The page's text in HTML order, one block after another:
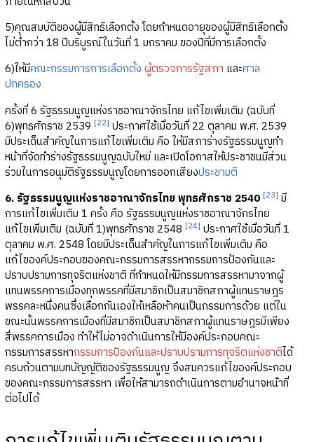
5)คุณสมบัติของผู้มีสิทธิเลือกตั้ง โดยกำหนดอายุของผู้มีสิทธิเลือกตั้ง
ไม่ต่ำกว่า 18 ปีบริบูรณ์ในวันที่ 1 มกราคม ของปีที่มีการเลือกตั้ง
6)ให้มีคณะกรรมการการเลือกตั้ง ผู้ตรวจการรัฐสภา และศาล
ปกครอง
ครั้งที่ 6 รัฐธรรมนูญแห่งราชอาณาจักรไทย แก้ไขเพิ่มเติม (ฉบับที่
6)พุทธศักราช 2539 [22] ประกาศใช้เมื่อวันที่ 22 ตุลาคม พ.ศ. 2539
มีประเด็นสำคัญในการแก้ไขเพิ่มเติม คือ ให้มีสภาร่างรัฐธรรมนูญทำ
หน้าที่จัดทำร่างรัฐธรรมนูญฉบับใหม่ และเปิดโอกาสให้ประชาชนมีส่วน
ร่วมในการอนุมัติรัฐธรรมนูญโดยการออกเสียงประชามติ
6. รัฐธรรมนูญแห่งราชอาณาจักรไทย พุทธศักราช 2540 [23] มี
การแก้ไขเพิ่มเติม 1 ครั้ง คือ รัฐธรรมนูญแห่งราชอาณาจักรไทย
แก้ไขเพิ่มเติม (ฉบับที่ 1)พุทธศักราช 2548 [24] ประกาศใช้เมื่อวันที่ 1
ตุลาคม พ.ศ. 2548 โดยมีประเด็นสำคัญในการแก้ไขเพิ่มเติม คือ
แก้ไของค์ประกอบของคณะกรรมการสรรหากรรมการป้องกันและ
ปราบปรามการทุจริตแห่งชาติ ที่กำหนดให้มีกรรมการสรรหามาจากผู้
แทนพรรคการเมืองทุกพรรคที่มีสมาชิกเป็นสมาชิกสภาผู้แทนราษฎร
พรรคละหนึ่งคนซึ่งเลือกกันเองให้เหลือห้าคนเป็นกรรมการด้วย แต่ใน
ขณะนั้นพรรคการเมืองที่มีสมาชิกเป็นสมาชิกสภาผู้แทนราษฎรมีเพียง
สี่พรรคการเมือง ทำให้ไม่อาจดำเนินการให้มีองค์ประกอบคณะ
กรรมการสรรหากรรมการป้องกันและปราบปรามการทุจริตแห่งชาติได้
ครบถ้วนตามบทบัญญัติของรัฐธรรมนูญ จึงสมควรแก้ไของค์ประกอบ
ของคณะกรรมการสรรหา เพื่อให้สามารถดำเนินการตามอำนาจหน้าที่
ต่อไปได้